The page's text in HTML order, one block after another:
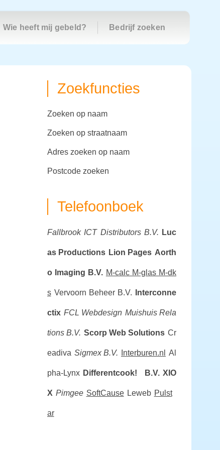
Wie heeft mij gebeld? Bedrijf zoeken
Zoekfuncties
zoeken op naam
zoeken op straatnaam
adres zoeken op naam
postcode zoeken
Telefoonboek
Fallbrook ICT Distributors B.V. Luc
as Productions Lion Pages Aorth
o Imaging B.V. M-calc M-glas M-dk
s Vervoorn Beheer B.V. Interconne
ctix FCL Webdesign Muishuis Rela
tions B.V. Scorp Web Solutions Cr
eadiva Sigmex B.V. Interburen.nl Al
pha-Lynx Differentcook! B.V. XIO
X Pimgee SoftCause Leweb Pulst
ar